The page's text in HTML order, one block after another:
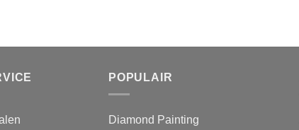
POPULAIR
Diamond Painting